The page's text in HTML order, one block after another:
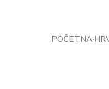
POČETNA·